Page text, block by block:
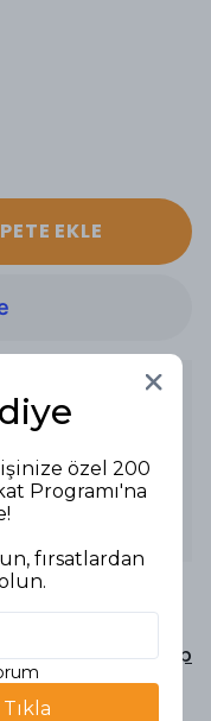
EKLE
kopya.
Yorum Yap
özel 200
Programı'na
fırsatlardan